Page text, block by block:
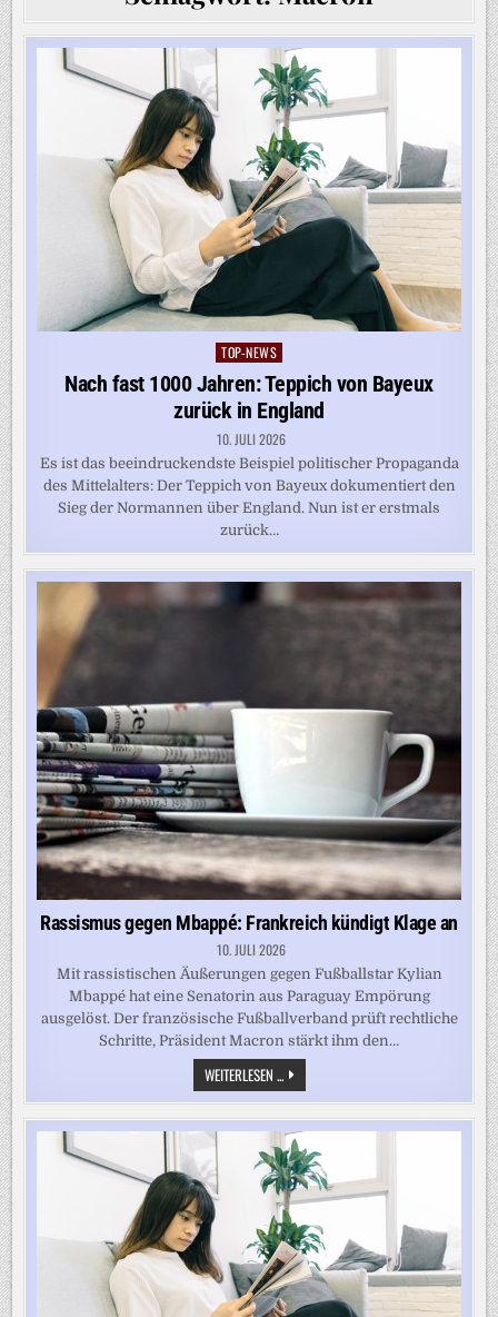
Posted
in
TOP-NEWS
Nach fast 1000 Jahren: Teppich von Bayeux
zurück in England
10. JULI 2026
Es ist das beeindruckendste Beispiel politischer Propaganda
des Mittelalters: Der Teppich von Bayeux dokumentiert den
Sieg der Normannen über England. Nun ist er erstmals
zurück…
Rassismus gegen Mbappé: Frankreich kündigt Klage an
10. JULI 2026
Mit rassistischen Äußerungen gegen Fußballstar Kylian
Mbappé hat eine Senatorin aus Paraguay Empörung
ausgelöst. Der französische Fußballverband prüft rechtliche
Schritte, Präsident Macron stärkt ihm den…
WEITERLESEN ... RASSISMUS
GEGEN
MBAPPÉ:
FRANKREICH
KÜNDIGT
KLAGE
AN